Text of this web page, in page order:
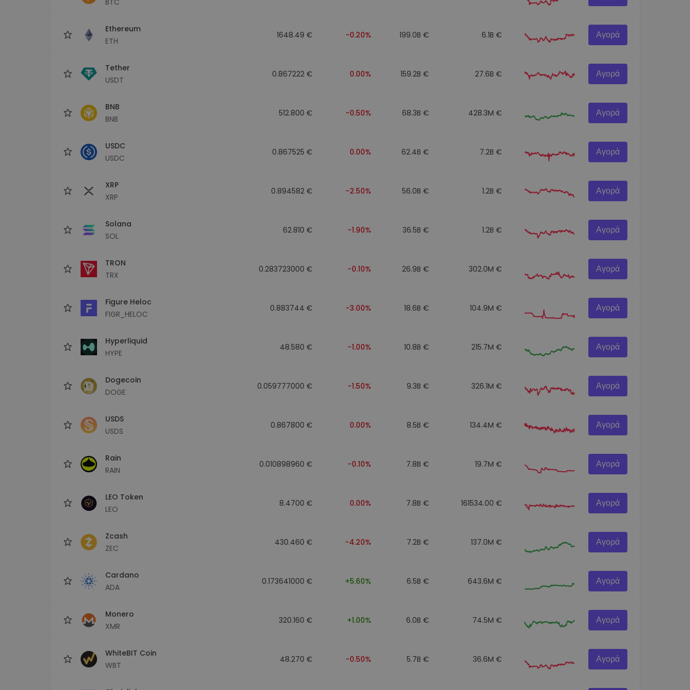
Ethereum
ETH
1648.49 € -0.20% 199.0B € 6.1B € Αγορά
Tether
USDT
0.867222 € 0.00% 159.2B € 27.6B € Αγορά
BNB
BNB
512.800 € -0.50% 68.3B € 428.3M € Αγορά
USDC
USDC
0.867525 € 0.00% 62.4B € 7.2B € Αγορά
XRP
XRP
0.894582 € -2.50% 56.0B € 1.2B € Αγορά
Solana
SOL
62.810 € -1.90% 36.5B € 1.2B € Αγορά
TRON
TRX
0.283723000 € -0.10% 26.9B € 302.0M € Αγορά
Figure Heloc
FIGR_HELOC
0.883744 € -3.00% 18.6B € 104.9M € Αγορά
Hyperliquid
HYPE
48.580 € -1.00% 10.8B € 215.7M € Αγορά
Dogecoin
DOGE
0.059777000 € -1.50% 9.3B € 326.1M € Αγορά
USDS
USDS
0.867800 € 0.00% 8.5B € 134.4M € Αγορά
Rain
RAIN
0.010898960 € -0.10% 7.8B € 19.7M € Αγορά
LEO Token
LEO
8.4700 € 0.00% 7.8B € 161534.00 € Αγορά
Zcash
ZEC
430.460 € -4.20% 7.2B € 137.0M € Αγορά
Cardano
ADA
0.173641000 € +5.60% 6.5B € 643.6M € Αγορά
Monero
XMR
320.160 € +1.00% 6.0B € 74.5M € Αγορά
WhiteBIT Coin
WBT
48.270 € -0.50% 5.7B € 36.6M € Αγορά